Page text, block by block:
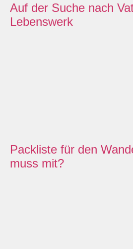
Auf der Suche nach
Lebenswerk
Packliste für den
muss mit?